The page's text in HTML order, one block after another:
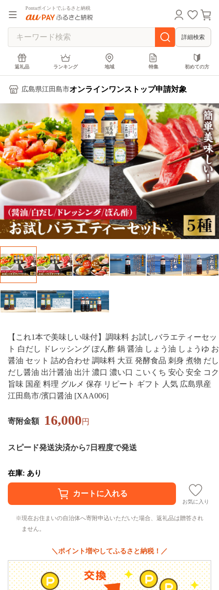
Pontaポイントでふるさと納税
詳細検索
返礼品 ランキング 地域 特集 初めての方
広島県江田島市オンラインワンストップ申請対象
【これ1本で美味しい味付】調味料 お試しバラエティーセッ
ト 白だし ドレッシング ぽん酢 鍋 醤油 しょう油 しょうゆ お
醤油 セット 詰め合わせ 調味料 大豆 発酵食品 刺身 煮物 だし
だし醤油 出汁醤油 出汁 濃口 濃い口 こいくち 安心 安全 コク
旨味 国産 料理 グルメ 保存 リピート ギフト 人気 広島県産
江田島市/濱口醤油 [XAA006]
寄附金額 16,000円
スピード発送決済から7日程度で発送
在庫: あり
お気に入り
現在お住まいの自治体へ寄附申込いただいた場合、返礼品は贈答され
ません。
＼ポイント増やしてふるさと納税！／